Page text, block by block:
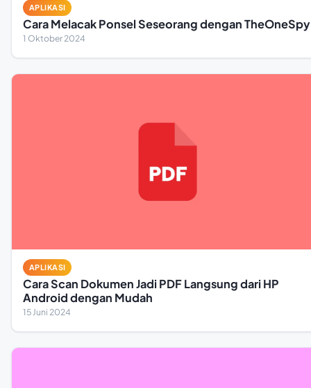
APLIKASI
Cara Melacak Ponsel Seseorang dengan TheOneSpy
1 Oktober 2024
APLIKASI
Cara Scan Dokumen Jadi PDF Langsung dari HP
Android dengan Mudah
15 Juni 2024